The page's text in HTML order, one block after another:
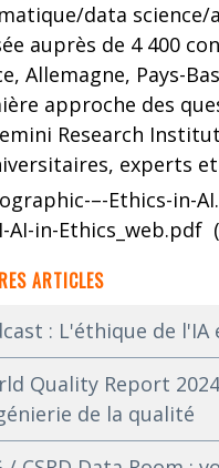
data science/
auprès de 4 400
Allemagne, Pays-
approche des
Research
experts
–-Ethics-in-
AI-in-Ethics_web.pdf
ARTICLES
: L'éthique de
Quality Report
de la qualité